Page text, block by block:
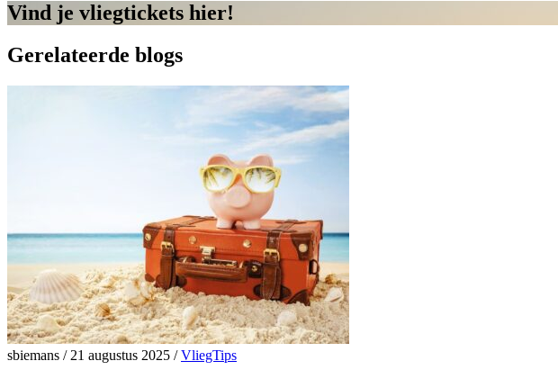
Vind je vliegtickets hier!
Gerelateerde blogs
sbiemans /21 augustus 2025 / VliegTips